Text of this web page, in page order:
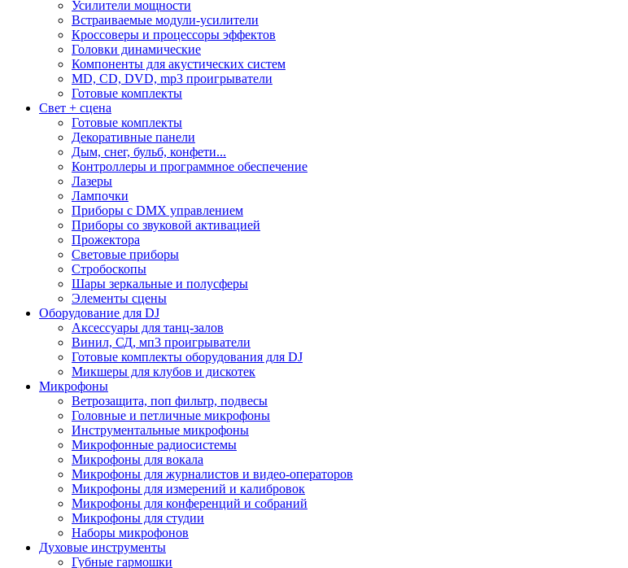
Усилители мощности
Встраиваемые модули-усилители
Кроссоверы и процессоры эффектов
Головки динамические
Компоненты для акустических систем
MD, CD, DVD, mp3 проигрыватели
Готовые комплекты
Свет + сцена
Готовые комплекты
Декоративные панели
Дым, снег, бульб, конфети...
Контроллеры и программное обеспечение
Лазеры
Лампочки
Приборы с DMX управлением
Приборы со звуковой активацией
Прожектора
Световые приборы
Стробоскопы
Шары зеркальные и полусферы
Элементы сцены
Оборудование для DJ
Аксессуары для танц-залов
Винил, СД, мп3 проигрыватели
Готовые комплекты оборудования для DJ
Микшеры для клубов и дискотек
Микрофоны
Ветрозащита, поп фильтр, подвесы
Головные и петличные микрофоны
Инструментальные микрофоны
Микрофонные радиосистемы
Микрофоны для вокала
Микрофоны для журналистов и видео-операторов
Микрофоны для измерений и калибровок
Микрофоны для конференций и собраний
Микрофоны для студии
Наборы микрофонов
Духовые инструменты
Губные гармошки